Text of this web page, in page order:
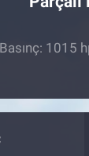
1015